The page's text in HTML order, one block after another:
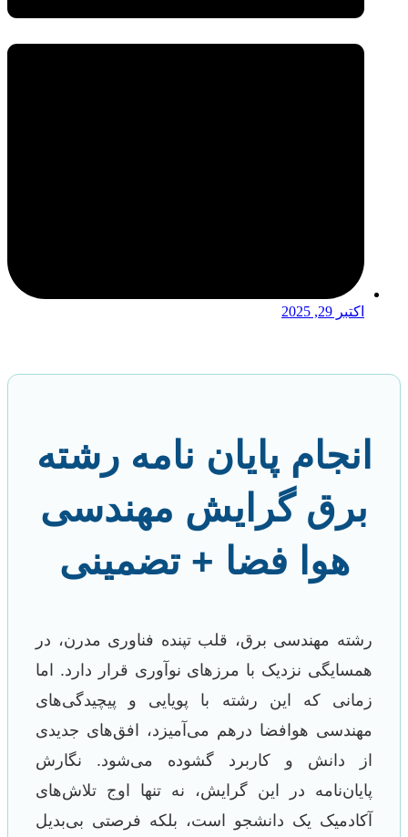
اکتبر 29, 2025
انجام پایان نامه رشته
برق گرایش مهندسی
هوا فضا + تضمینی
رشته مهندسی برق، قلب تپنده فناوری مدرن، در
همسایگی نزدیک با مرزهای نوآوری قرار دارد. اما
زمانی که این رشته با پویایی و پیچیدگی‌های
مهندسی هوافضا درهم می‌آمیزد، افق‌های جدیدی
از دانش و کاربرد گشوده می‌شود. نگارش
پایان‌نامه در این گرایش، نه تنها اوج تلاش‌های
آکادمیک یک دانشجو است، بلکه فرصتی بی‌بدیل